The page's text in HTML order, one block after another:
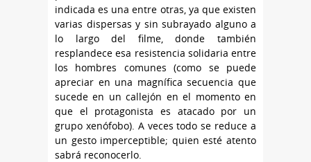
indicada es una entre otras, ya que existen
varias dispersas y sin subrayado alguno a
lo largo del filme, donde también
resplandece esa resistencia solidaria entre
los hombres comunes (como se puede
apreciar en una magnífica secuencia que
sucede en un callejón en el momento en
que el protagonista es atacado por un
grupo xenófobo). A veces todo se reduce a
un gesto imperceptible; quien esté atento
sabrá reconocerlo.